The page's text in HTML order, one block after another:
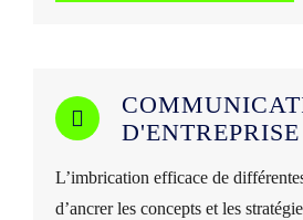
D'ENTREPRISE
L’imbrication efficace de
d’ancrer les concepts et les